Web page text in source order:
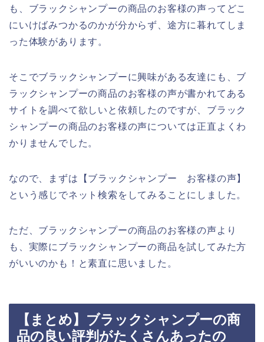
も、ブラックシャンプーの商品のお客様の声ってどこ
にいけばみつかるのかが分からず、途方に暮れてしま
った体験があります。
そこでブラックシャンプーに興味がある友達にも、ブ
ラックシャンプーの商品のお客様の声が書かれてある
サイトを調べて欲しいと依頼したのですが、ブラック
シャンプーの商品のお客様の声については正直よくわ
かりませんでした。
なので、まずは【ブラックシャンプー お客様の声】
という感じでネット検索をしてみることにしました。
ただ、ブラックシャンプーの商品のお客様の声より
も、実際にブラックシャンプーの商品を試してみた方
がいいのかも！と素直に思いました。
【まとめ】ブラックシャンプーの商
品の良い評判がたくさんあったの